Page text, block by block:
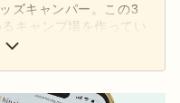
ズキャンパー。この3
キャンプ場を作ってい